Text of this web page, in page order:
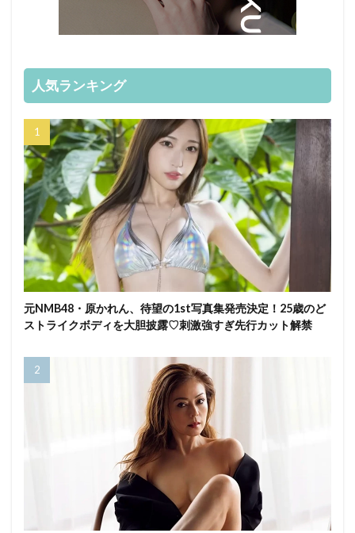
人気ランキング
元NMB48・原かれん、待望の1st写真集発売決定！25歳のど
ストライクボディを大胆披露♡刺激強すぎ先行カット解禁